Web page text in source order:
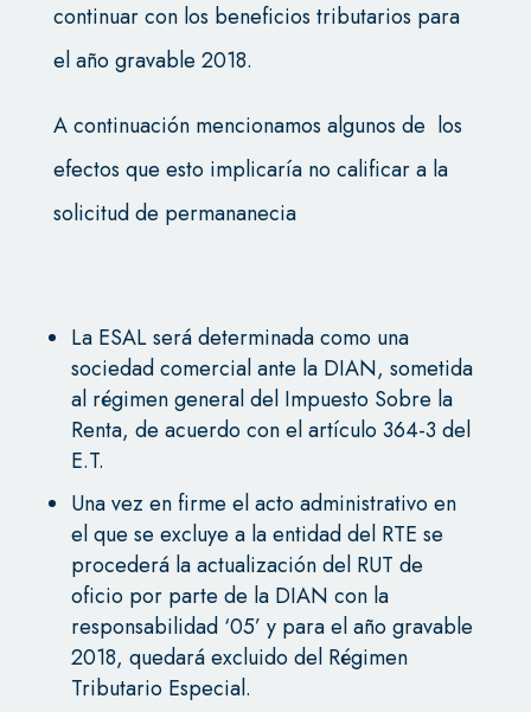
continuar con los beneficios tributarios para
el año gravable 2018.
A continuación mencionamos algunos de los
efectos que esto implicaría no calificar a la
solicitud de permananecia
La ESAL será determinada como una
sociedad comercial ante la DIAN, sometida
al régimen general del Impuesto Sobre la
Renta, de acuerdo con el artículo 364-3 del
E.T.
Una vez en firme el acto administrativo en
el que se excluye a la entidad del RTE se
procederá la actualización del RUT de
oficio por parte de la DIAN con la
responsabilidad ‘05’ y para el año gravable
2018, quedará excluido del Régimen
Tributario Especial.